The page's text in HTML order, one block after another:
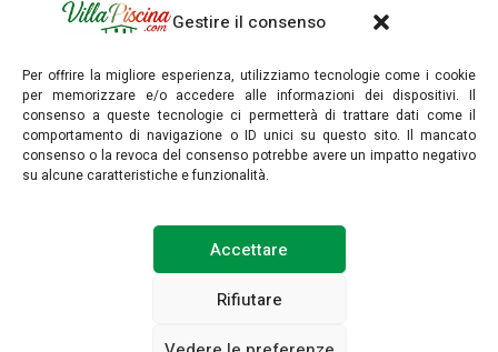
Gestire il consenso
Per offrire la migliore esperienza, utilizziamo tecnologie come i cookie
per memorizzare e/o accedere alle informazioni dei dispositivi. Il
consenso a queste tecnologie ci permetterà di trattare dati come il
comportamento di navigazione o ID unici su questo sito. Il mancato
consenso o la revoca del consenso potrebbe avere un impatto negativo
su alcune caratteristiche e funzionalità.
Accettare
Rifiutare
Punteggio globale
Posizione
▲Rapporto qualità/prezzo
villapiscina.com © Copyright 2025. Tutti i diritti riservati.
POLITICA SULLA PRIVACY